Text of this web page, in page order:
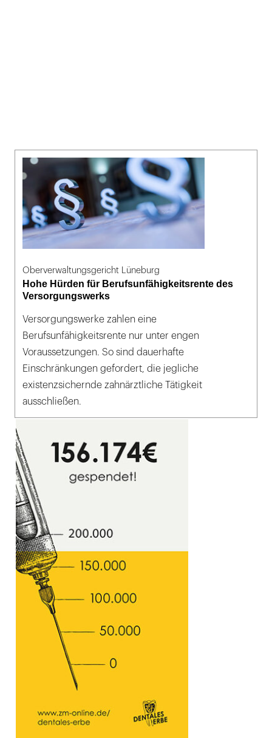
Oberverwaltungsgericht Lüneburg
Hohe Hürden für Berufsunfähigkeitsrente des
Versorgungswerks
Versorgungswerke zahlen eine
Berufsunfähigkeitsrente nur unter engen
Voraussetzungen. So sind dauerhafte
Einschränkungen gefordert, die jegliche
existenzsichernde zahnärztliche Tätigkeit
ausschließen.